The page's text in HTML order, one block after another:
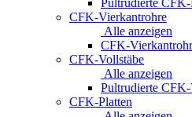
CFK-Vierkantrohre
Alle anzeigen
CFK-
CFK-Vollstäbe
Alle anzeigen
Pultrudierte
CFK-Platten